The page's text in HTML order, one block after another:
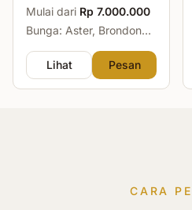
Mulai dari Rp 7.000.000
Bunga: Aster, Brondong,
Lihat
Pesan
CARA